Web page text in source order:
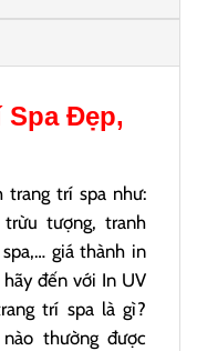
SpaĐẹp,
trang trí spa như:
tượng, tranh
giá thành in
đến với In UV
trí spa là gì?
thường được